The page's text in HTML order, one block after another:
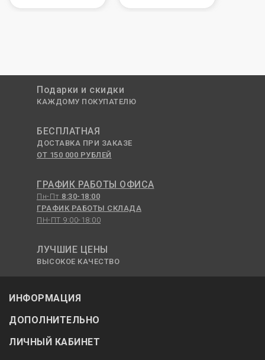
Подарки и скидки
КАЖДОМУ ПОКУПАТЕЛЮ
БЕСПЛАТНАЯ
ДОСТАВКА ПРИ ЗАКАЗЕ
ОТ 150 000 РУБЛЕЙ
ГРАФИК РАБОТЫ ОФИСА
Пн-Пт 8:30-18:00
ГРАФИК РАБОТЫ СКЛАДА
ПН-ПТ 9:00-18:00
ЛУЧШИЕ ЦЕНЫ
ВЫСОКОЕ КАЧЕСТВО
ИНФОРМАЦИЯ
ДОПОЛНИТЕЛЬНО
ЛИЧНЫЙ КАБИНЕТ